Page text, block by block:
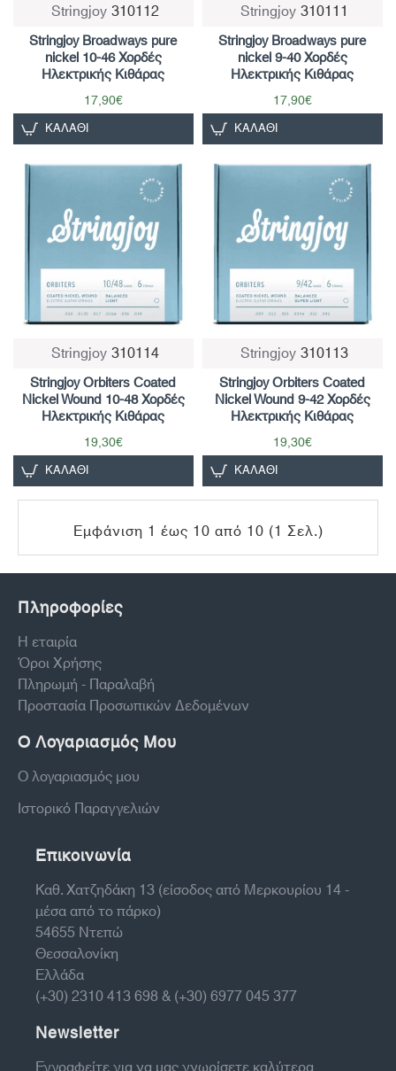
Stringjoy310112
Stringjoy Broadways pure
nickel 10-46 Χορδές
Ηλεκτρικής Κιθάρας
17,90€
ΚΑΛΆΘΙ
Stringjoy310111
Stringjoy Broadways pure
nickel 9-40 Χορδές
Ηλεκτρικής Κιθάρας
17,90€
ΚΑΛΆΘΙ
Stringjoy310114
Stringjoy Orbiters Coated
Nickel Wound 10-48 Χορδές
Ηλεκτρικής Κιθάρας
19,30€
ΚΑΛΆΘΙ
Stringjoy310113
Stringjoy Orbiters Coated
Nickel Wound 9-42 Χορδές
Ηλεκτρικής Κιθάρας
19,30€
ΚΑΛΆΘΙ
Εμφάνιση 1 έως 10 από 10 (1 Σελ.)
Πληροφορίες
Η εταιρία
Όροι Χρήσης
Πληρωμή - Παραλαβή
Προστασία Προσωπικών Δεδομένων
Ο Λογαριασμός Μου
Ο λογαριασμός μου
Ιστορικό Παραγγελιών
Επικοινωνία
Καθ. Χατζηδάκη 13 (είσοδος από Μερκουρίου 14 -
μέσα από το πάρκο)
54655 Ντεπώ
Θεσσαλονίκη
Ελλάδα
(+30) 2310 413 698 & (+30) 6977 045 377
Newsletter